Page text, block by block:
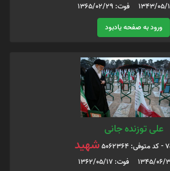
ورود به صفحه یادبود
علی توزنده جانی
شهید